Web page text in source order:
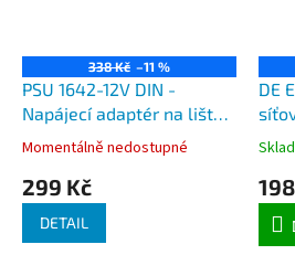
338 Kč –11 %
PSU 1642-12V DIN -
Napájecí adaptér na lištu
DIN 12V DC 1,25A, 15W,
Momentálně nedostupné
299 Kč
DETAIL
DE